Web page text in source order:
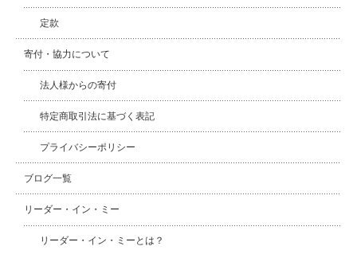
定款
寄付・協力について
法人様からの寄付
特定商取引法に基づく表記
プライバシーポリシー
ブログ一覧
リーダー・イン・ミー
リーダー・イン・ミーとは？